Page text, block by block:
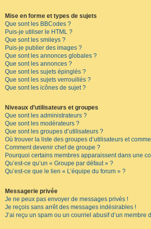
Mise en forme et types de sujets
Que sont les BBCodes ?
Puis-je utiliser le HTML ?
Que sont les smileys ?
Puis-je publier des images ?
Que sont les annonces globales ?
Que sont les annonces ?
Que sont les sujets épinglés ?
Que sont les sujets verrouillés ?
Que sont les icônes de sujet ?
Niveaux d’utilisateurs et groupes
Que sont les administrateurs ?
Que sont les modérateurs ?
Que sont les groupes d’utilisateurs ?
Où trouver la liste des groupes d’utilisateurs et
Comment devenir chef de groupe ?
Pourquoi certains membres apparaissent dans une
Qu’est-ce qu’un « Groupe par défaut » ?
Qu’est-ce que le lien « L’équipe du forum » ?
Messagerie privée
Je ne peux pas envoyer de messages privés !
Je reçois sans arrêt des messages indésirables !
J’ai reçu un spam ou un courriel abusif d’un membre